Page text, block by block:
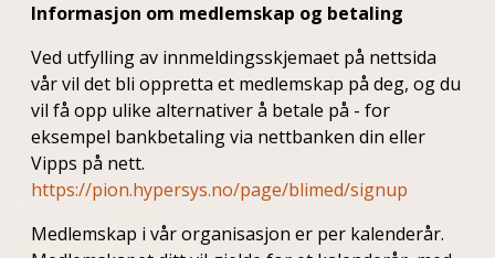
Informasjon om medlemskap og betaling
Ved utfylling av innmeldingsskjemaet på nettsida
vår vil det bli oppretta et medlemskap på deg, og du
vil få opp ulike alternativer å betale på - for
eksempel bankbetaling via nettbanken din eller
Vipps på nett.
https://pion.hypersys.no/page/blimed/signup
Medlemskap i vår organisasjon er per kalenderår.